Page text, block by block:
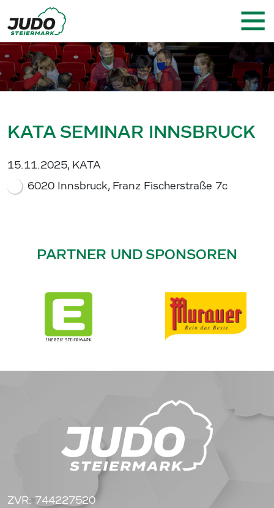
KATA SEMINAR INNSBRUCK
15.11.2025, KATA
6020 Innsbruck, Franz Fischerstraße 7c
PARTNER UND SPONSOREN
ZVR: 744227520